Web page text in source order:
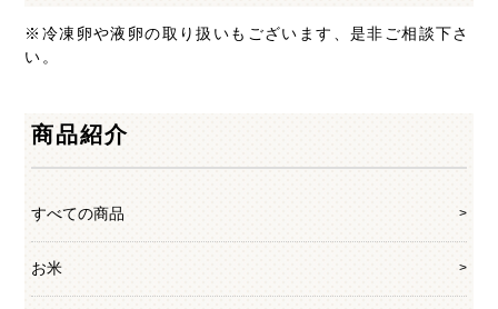
※冷凍卵や液卵の取り扱いもございます、是非ご相談下さ
い。
商品紹介
すべての商品
お米